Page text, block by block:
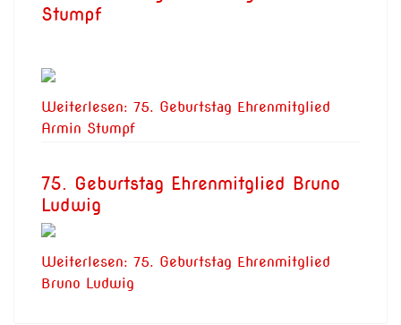
Stumpf
Weiterlesen: 75. Geburtstag Ehrenmitglied
Armin Stumpf
75. Geburtstag Ehrenmitglied Bruno
Ludwig
Weiterlesen: 75. Geburtstag Ehrenmitglied
Bruno Ludwig